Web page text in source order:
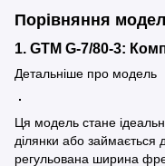
Порівняння
1. GTM G-7/80-3:
Детальніше про модель
Ця модель стане
ділянки або займається
регульована ширина